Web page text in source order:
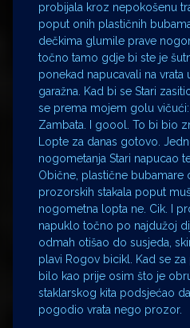
probijala kroz nepokošenu
poput onih plastičnih
dečkima glumile prave
točno tamo gdje bi ste je
ponekad napucavali na vrata
garažna. Kad bi se Stari
se prema mojem golu vičući:
Zambata. I goool. To bi bio
Lopte za danas gotovo.
nogometanja Stari napucao
Obične, plastične bubamare
prozorskih stakala poput
nogometna lopta ne. Cik. I
napuklo točno po najdužoj
odmah otišao do susjeda,
plavi Rogov bicikl. Kad se
bilo kao prije osim što je
staklarskog kita podsjećao
pogodio vrata nego prozor.